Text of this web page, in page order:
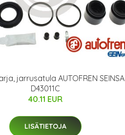
jarrusatula AUTOFREN SEINSA
D43011C
40.11 EUR
LISÄTIETOJA